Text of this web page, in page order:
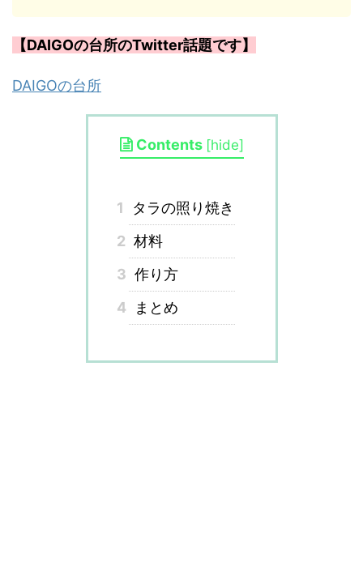
【DAIGOの台所のTwitter話題です】
DAIGOの台所
Contents [hide]
1
タラの照り焼き
2 材料
3 作り方
4
まとめ